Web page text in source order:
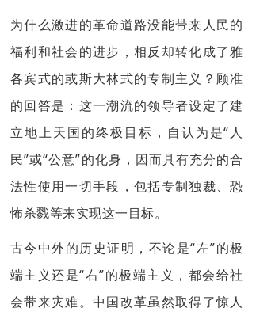
为什么激进的革命道路没能带来人民的
福利和社会的进步，相反却转化成了雅
各宾式的或斯大林式的专制主义？顾准
的回答是：这一潮流的领导者设定了建
立地上天国的终极目标，自认为是“人
民”或“公意”的化身，因而具有充分的合
法性使用一切手段，包括专制独裁、恐
怖杀戮等来实现这一目标。
古今中外的历史证明，不论是“左”的极
端主义还是“右”的极端主义，都会给社
会带来灾难。中国改革虽然取得了惊人